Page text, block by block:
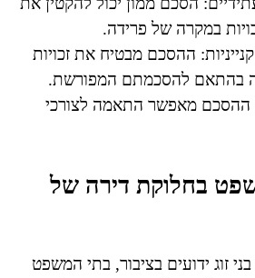
במקרה של פרידה.
ההסכם מבטיח את זכויות
בהתאם להסכמתם המפורשת.
ההסכם מאפשר התאמה לצורכי
בחלוקת דירה של
זוג ידועים בציבור, בתי המשפט